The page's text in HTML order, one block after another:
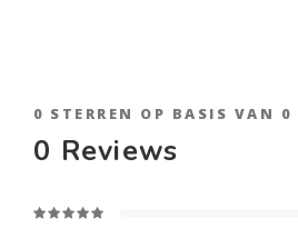
0 STERREN OP BASIS VAN 0
0 Reviews